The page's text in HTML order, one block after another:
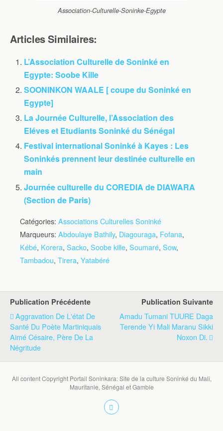
Association-Culturelle-Soninke-Egypte
Articles Similaires:
L’Association Culturelle de Soninké en
Egypte: Soobe Kille
SOONINKON WAALE [ coupe du Soninké en
Egypte]
La Journée Culturelle, l’Association des
Eléves et Etudiants Soninké du Sénégal
Festival international Soninké à Kayes : Les
Soninkés prennent leur destinée culturelle en
main
Journée culturelle du COREDIA de DIAWARA
(Section de Paris)
Catégories: Associations Culturelles Soninké
Marqueurs: Abdoulaye Bathily, Diagouraga, Fofana,
Kébé, Korera, Sacko, Soobe kille, Soumaré, Sow,
Tambadou, Tirera, Yatabéré
Publication Précédente
Aggravation De L'état De
Santé Du Poète Martiniquais
Aimé Césaire, Père De La
Négritude
Publication Suivante
Amadu Tumani TUURE Daga
Terende Yi Mali Maranu Sikki
Noxon Di.
All content Copyright Portail Soninkara: Site de la culture Soninké du Mali,
Mauritanie, Sénégal et Gambie